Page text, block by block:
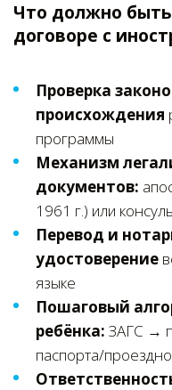
Что должно
договоре с
Проверка
происхождения
программы
Механизм
документов:
1961 г.) или
Перевод и
удостоверение
языке
Пошаговый
ребёнка: ЗАГС →
паспорта/